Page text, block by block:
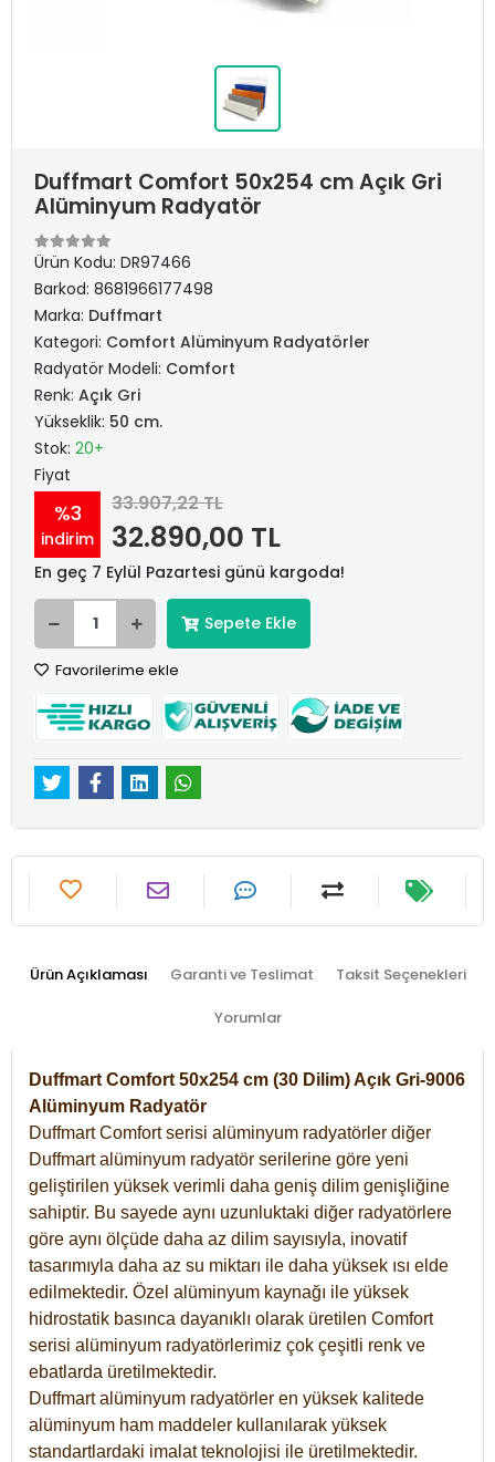
Duffmart Comfort 50x254 cm Açık Gri
Alüminyum Radyatör
Ürün Kodu: DR97466
Barkod: 8681966177498
Marka: Duffmart
Kategori: Comfort Alüminyum Radyatörler
Radyatör Modeli: Comfort
Renk: Açık Gri
Yükseklik: 50 cm.
Stok: 20+
Fiyat
%3
indirim
33.907,22 TL
32.890,00 TL
En geç 7 Eylül Pazartesi günü kargoda!
Sepete Ekle
Favorilerime ekle
Ürün Açıklaması Garanti ve Teslimat Taksit Seçenekleri
Yorumlar
Duffmart Comfort 50x254 cm (30 Dilim) Açık Gri-9006
Alüminyum Radyatör
Duffmart Comfort serisi alüminyum radyatörler diğer
Duffmart alüminyum radyatör serilerine göre yeni
geliştirilen yüksek verimli daha geniş dilim genişliğine
sahiptir. Bu sayede aynı uzunluktaki diğer radyatörlere
göre aynı ölçüde daha az dilim sayısıyla, inovatif
tasarımıyla daha az su miktarı ile daha yüksek ısı elde
edilmektedir. Özel alüminyum kaynağı ile yüksek
hidrostatik basınca dayanıklı olarak üretilen Comfort
serisi alüminyum radyatörlerimiz çok çeşitli renk ve
ebatlarda üretilmektedir.
Duffmart alüminyum radyatörler en yüksek kalitede
alüminyum ham maddeler kullanılarak yüksek
standartlardaki imalat teknolojisi ile üretilmektedir.